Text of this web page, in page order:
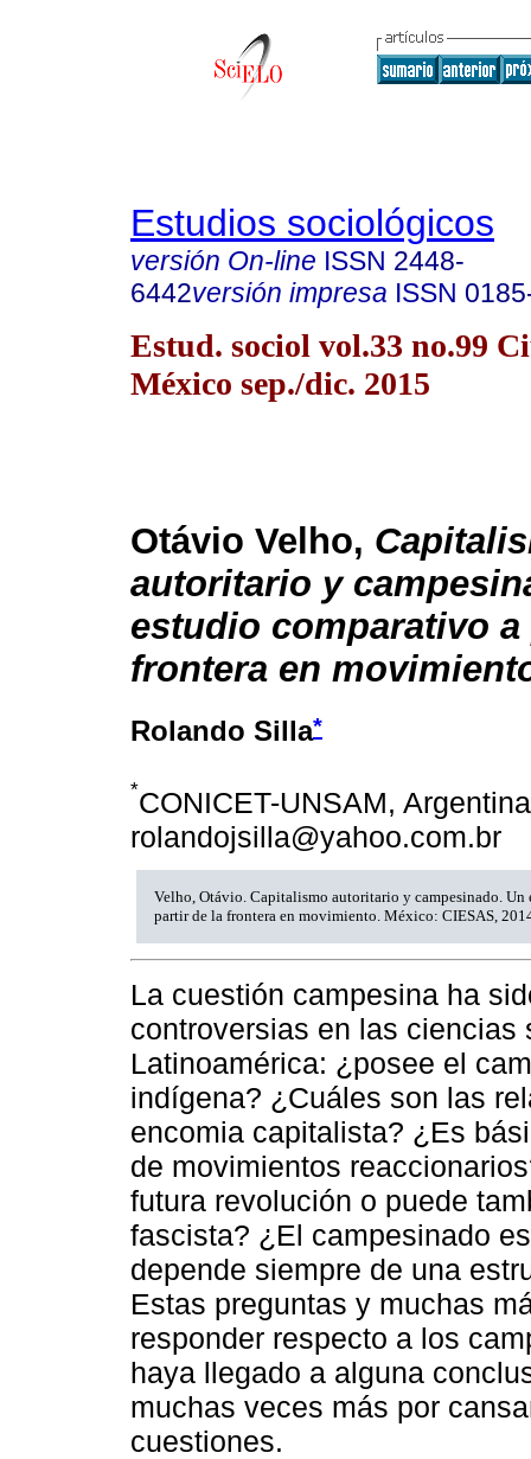
Estudios sociológicos
versión On-line ISSN 2448-
6442versión impresa ISSN
Estud. sociol vol.33 no.99
México sep./dic. 2015
Otávio Velho,
autoritario y
estudio comparativo
frontera en
Rolando Silla*
*CONICET-UNSAM,
rolandojsilla@yahoo.com.br
Velho, Otávio. Capitalismo autoritario y campesinado. Un
partir de la frontera en movimiento. México: CIESAS,
La cuestión campesina ha
controversias en las
Latinoamérica: ¿posee el
indígena? ¿Cuáles son las
encomia capitalista? ¿Es
de movimientos
futura revolución o puede
fascista? ¿El campesinado
depende siempre de una
Estas preguntas y muchas
responder respecto a los
haya llegado a alguna
muchas veces más por
cuestiones.